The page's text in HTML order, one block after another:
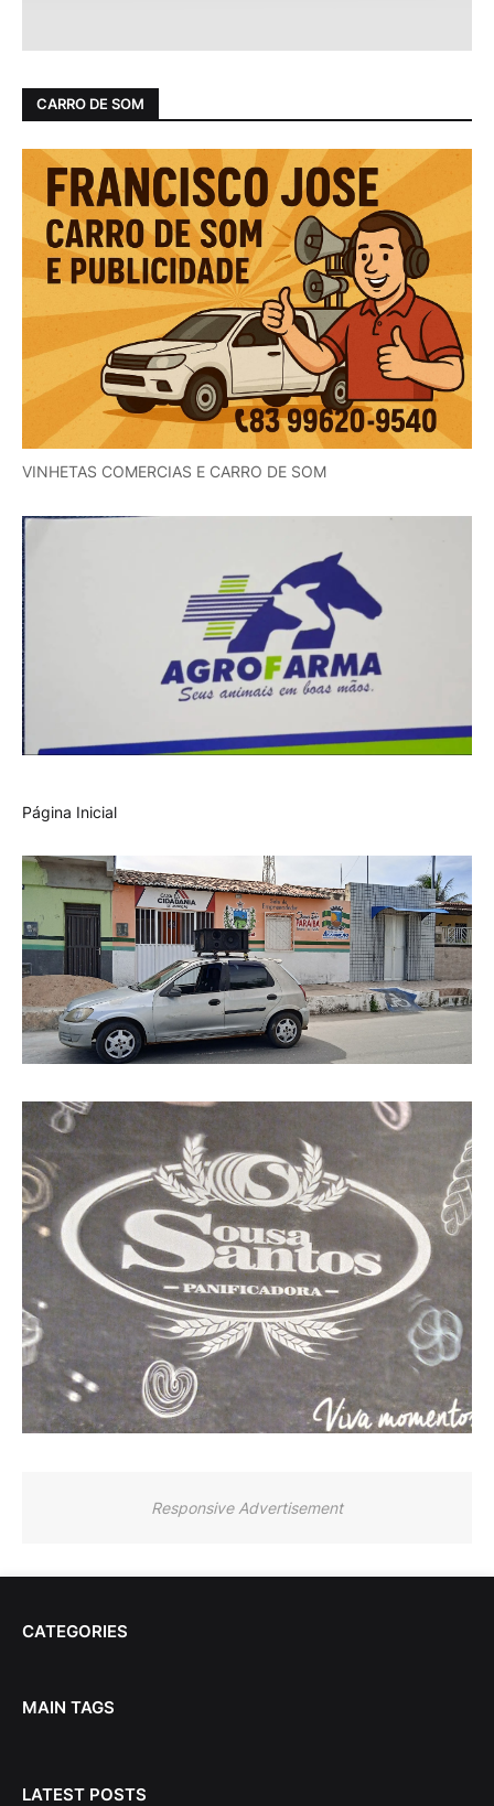
CARRO DE SOM
VINHETAS COMERCIAS E CARRO DE SOM
Página Inicial
Responsive Advertisement
CATEGORIES
MAIN TAGS
LATEST POSTS